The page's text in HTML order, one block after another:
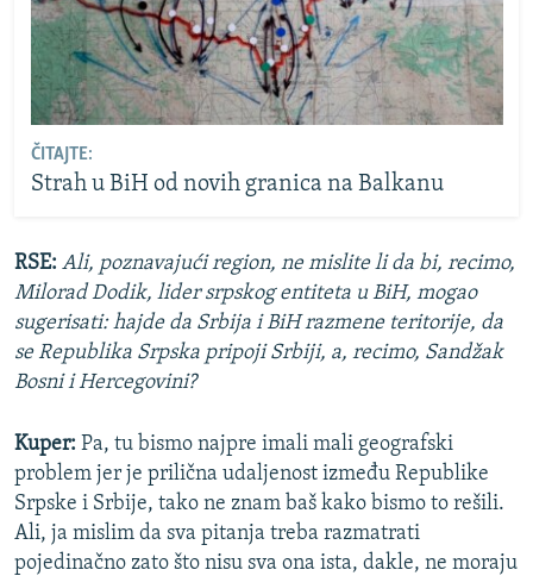
ČITAJTE:
Strah u BiH od novih granica na Balkanu
RSE: Ali, poznavajući region, ne mislite li da bi, recimo,
Milorad Dodik, lider srpskog entiteta u BiH, mogao
sugerisati: hajde da Srbija i BiH razmene teritorije, da
se Republika Srpska pripoji Srbiji, a, recimo, Sandžak
Bosni i Hercegovini?
Kuper: Pa, tu bismo najpre imali mali geografski
problem jer je prilična udaljenost između Republike
Srpske i Srbije, tako ne znam baš kako bismo to rešili.
Ali, ja mislim da sva pitanja treba razmatrati
pojedinačno zato što nisu sva ona ista, dakle, ne moraju